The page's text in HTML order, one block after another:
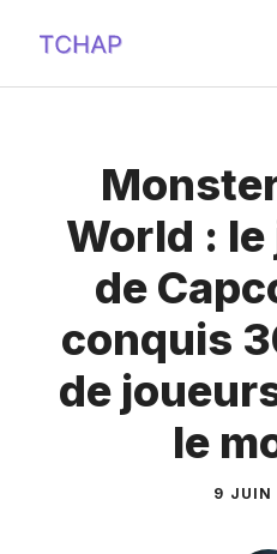
contenu
World :
de
conquis
de
le
9 JUIN